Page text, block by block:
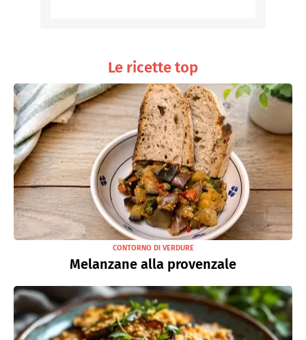
Le ricette top
CONTORNO DI VERDURE
Melanzane alla provenzale